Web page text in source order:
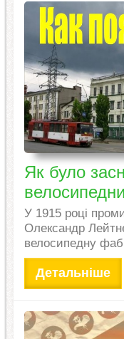
Як було
У 1915 році
Олександр
велосипедну
Детальніше